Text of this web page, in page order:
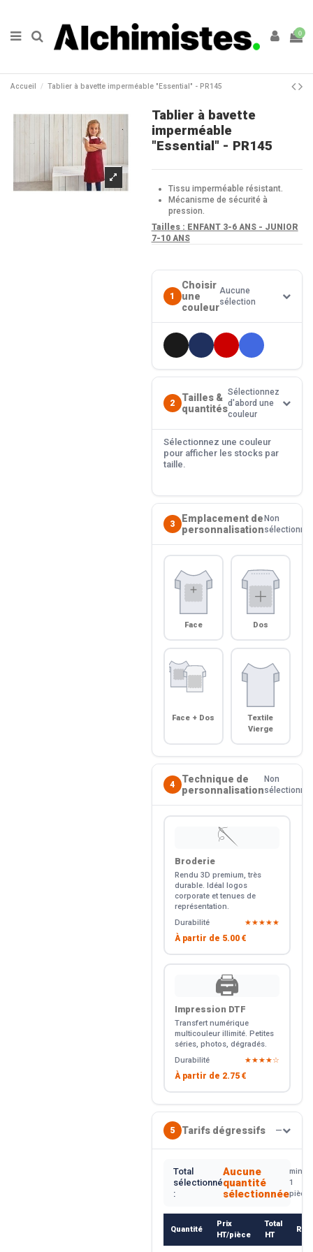
0
Accueil Tablier à bavette imperméable "Essential" - PR145
Tablier à bavette
imperméable
"Essential" - PR145
Tissu imperméable résistant.
Mécanisme de sécurité à
pression.
Tailles : ENFANT 3-6 ANS - JUNIOR
7-10 ANS
1
Choisir
une
couleur
Aucune
sélection
2
Tailles &
quantités
Sélectionnez
d'abord une
couleur
Sélectionnez une couleur
pour afficher les stocks par
taille.
3
Emplacement de
personnalisation
Non
sélectionné
Face Dos
Face + Dos
Textile
Vierge
4
Technique de
personnalisation
Non
sélectionné
🪡
Broderie
Rendu 3D premium, très
durable. Idéal logos
corporate et tenues de
représentation.
Durabilité
★★★★★
À partir de 5.00 €
🖨️
Impression DTF
Transfert numérique
multicouleur illimité. Petites
séries, photos, dégradés.
Durabilité
★★★★☆
À partir de 2.75 €
5 Tarifs dégressifs —
Total
sélectionné
:
Aucune
quantité
sélectionnée
min.
1
pièce
Quantité
Prix
HT/pièce
Total
HT